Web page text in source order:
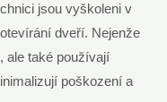
jsou vyškoleni v
dveří. Nejenže
ale také používají
poškození a